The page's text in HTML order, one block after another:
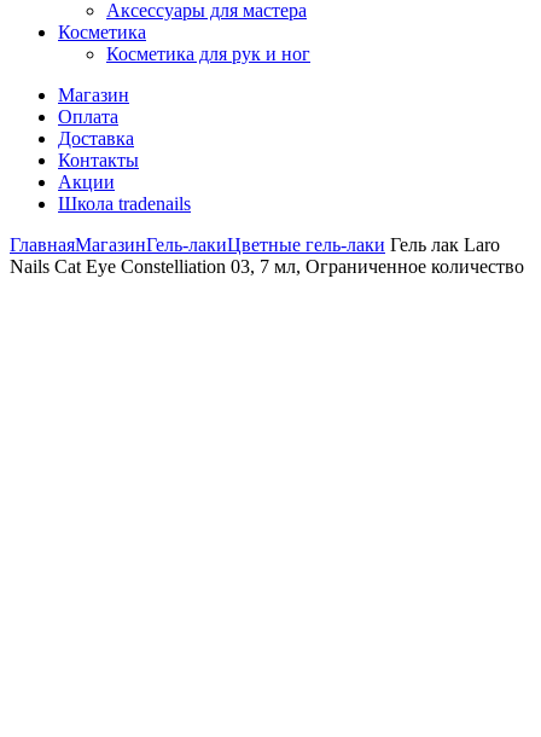
Аксессуары для мастера
Косметика
Косметика для рук и ног
Магазин
Оплата
Доставка
Контакты
Акции
Школа tradenails
ГлавнаяМагазинГель-лакиЦветные гель-лаки Гель лак Laro
Nails Cat Eye Constelliation 03, 7 мл, Ограниченное количество